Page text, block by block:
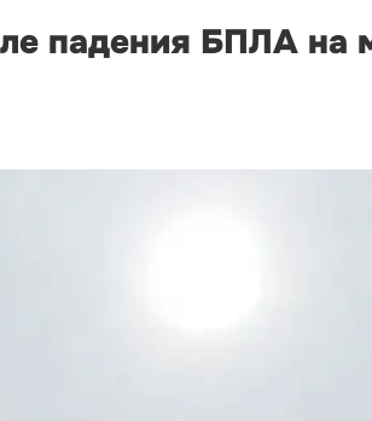
падения БПЛА на